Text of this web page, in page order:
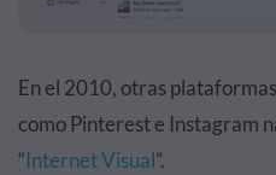
En el 2010, otras
como Pinterest e Instagram
“Internet Visual”.